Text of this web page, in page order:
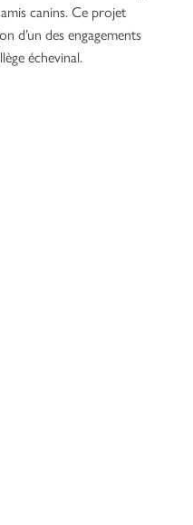
canins. Ce projet
d’un des engagements
échevinal.